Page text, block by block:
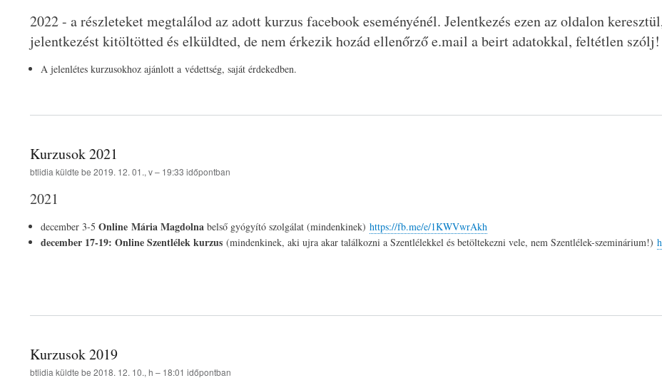
2022 - a részleteket megtalálod az adott kurzus facebook eseményénél. Jelentkezés ezen az oldalon
jelentkezést kitöltötted és elküldted, de nem érkezik hozád ellenőrző e.mail a beirt adatokkal, feltétlen
A jelenlétes kurzusokhoz ajánlott a védettség, saját érdekedben.
Kurzusok 2021
btlidia küldte be 2019. 12. 01., v – 19:33 időpontban
2021
december 3-5 Online Mária Magdolna belső gyógyító szolgálat (mindenkinek) https://fb.me/e/1KWVwrAkh
december 17-19: Online Szentlélek kurzus (mindenkinek, aki ujra akar találkozni a Szentlélekkel és betöltekezni vele, nem Szentlélek-szeminárium!)
Kurzusok 2019
btlidia küldte be 2018. 12. 10., h – 18:01 időpontban